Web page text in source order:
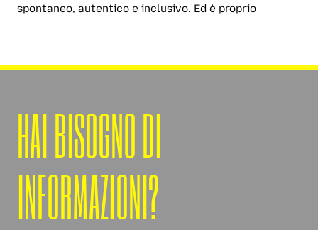
spontaneo, autentico e inclusivo. Ed è proprio
HAI BISOGNO DI
INFORMAZIONI?